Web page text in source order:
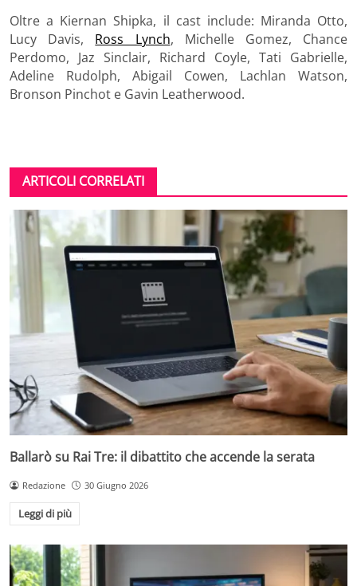
Oltre a Kiernan Shipka, il cast include: Miranda Otto,
Lucy Davis, Ross Lynch, Michelle Gomez, Chance
Perdomo, Jaz Sinclair, Richard Coyle, Tati Gabrielle,
Adeline Rudolph, Abigail Cowen, Lachlan Watson,
Bronson Pinchot e Gavin Leatherwood.
ARTICOLI CORRELATI
Ballarò su Rai Tre: il dibattito che accende la serata
Redazione 30 Giugno 2026
Leggi di più